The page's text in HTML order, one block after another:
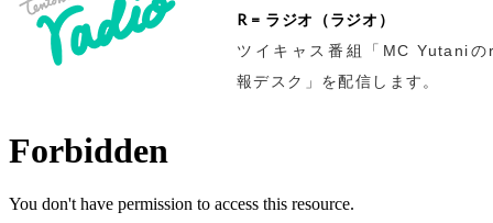
R = ラジオ（ラジオ）
ツイキャス番組「MC Yutani
報デスク」を配信します。